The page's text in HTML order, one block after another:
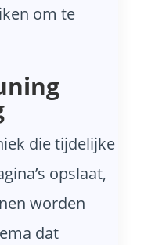
om te
die tijdelijke
opslaat,
worden
dat